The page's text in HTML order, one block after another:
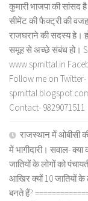
कुमारी भाजपा की सांसद
सीमेंट की फैक्ट्री की वजह
राजघराने की सदस्य हे।
समूह से अच्छे संबंध हो।
www.spmittal.in
Follow me on
Contact- 9829071511
राजस्थान में ओबीसी
में भागीदारी। सवाल-
जातियों के लोगों को
आखिर क्यों 10 जातियों
बनते हैं?